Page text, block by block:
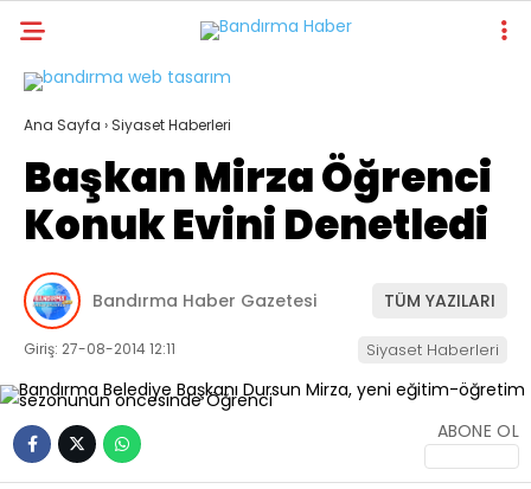
WhatsApp
İhbar Hattı
GALERİ VİDEO
BANDIRMA
BANDIRMASPOR
BORDO BASKETBOL
BALIKESIR
İLÇELER
YAŞAM
VEFAT
Ana Sayfa › Siyaset Haberleri
Başkan Mirza Öğrenci
Konuk Evini Denetledi
Bandırma Haber Gazetesi TÜM YAZILARI
Giriş: 27-08-2014 12:11 Siyaset Haberleri
ABONE OL